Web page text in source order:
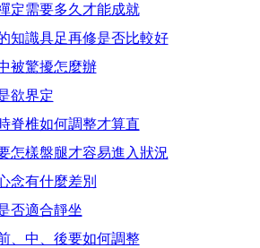
定需要多久才能成就
知識具足再修是否比較好
被驚擾怎麼辦
欲界定
脊椎如何調整才算直
怎樣盤腿才容易進入狀況
念有什麼差別
否適合靜坐
、中、後要如何調整